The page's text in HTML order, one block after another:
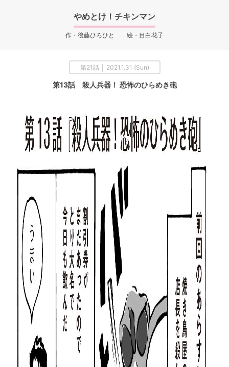
やめとけ！チキンマン
作・後藤ひろひと 絵・目白花子
第21話 │ 2021.1.31 (Sun)
第13話 殺人兵器！ 恐怖のひらめき砲